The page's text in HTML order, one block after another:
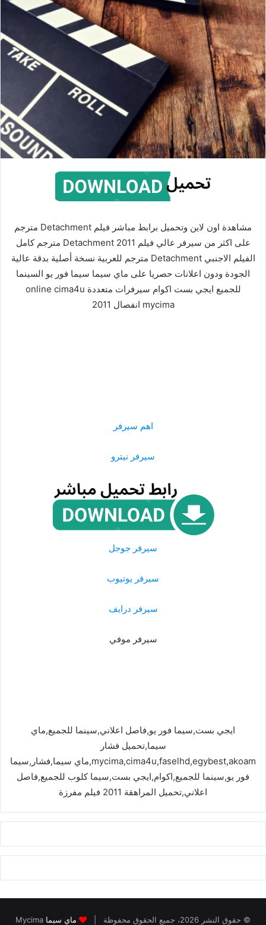
مشاهدة اون لاين وتحميل برابط مباشر فيلم Detachment مترجم
على اكثر من سيرفر عالي فيلم Detachment 2011 مترجم كامل
الفيلم الاجنبي Detachment مترجم للعربية نسخة أصلية بدقة عالية
الجودة ودون اعلانات حصريا على ماي سيما سيما فور يو السينما
للجميع ايجي بست اكوام سيرفرات متعددة online cima4u
mycima انفصال 2011
اهم سيرفر
سيرفر نيترو
سيرفر جوجل
سيرفر يوتيوب
سيرفر درايف
سيرفر موفي
ايجي بست,سيما فور يو,فاصل اعلاني,سينما للجميع,ماي
سيما,تحميل فشار
mycima,cima4u,faselhd,egybest,akoam,ماي سيما,فشار,سيما
فور يو,سينما للجميع,اكوام,ايجي بست,سيما كلوب للجميع,فاصل
اعلاني,تحميل المراهقة 2011 فيلم مفرزة
© حقوق النشر 2026، جميع الحقوق محفوظة | ماي سيما